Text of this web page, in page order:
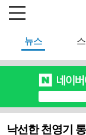
뉴스
낙선한 천영기